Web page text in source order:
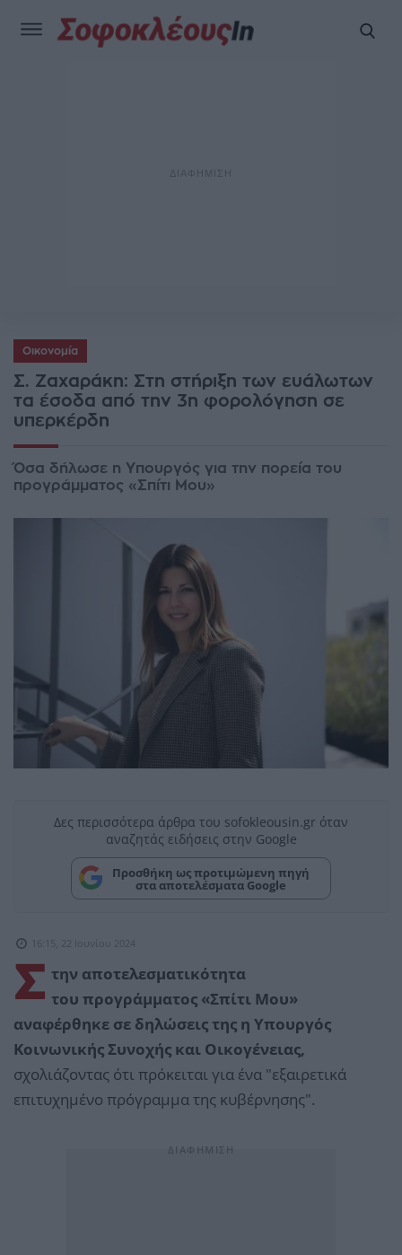
Οικονομία
Σ. Ζαχαράκη: Στη στήριξη των ευάλωτων
τα έσοδα από την 3η φορολόγηση σε
υπερκέρδη
Όσα δήλωσε η Υπουργός για την πορεία του
προγράμματος «Σπίτι Μου»
Δες περισσότερα άρθρα του sofokleousin.gr όταν
αναζητάς ειδήσεις στην Google
Προσθήκη ως προτιμώμενη πηγή
στα αποτελέσματα Google
16:15, 22 Ιουνίου 2024
Σ την αποτελεσματικότητα
του προγράμματος «Σπίτι Μου»
αναφέρθηκε σε δηλώσεις της η Υπουργός
Κοινωνικής Συνοχής και Οικογένειας,
σχολιάζοντας ότι πρόκειται για ένα "εξαιρετικά
επιτυχημένο πρόγραμμα της κυβέρνησης".